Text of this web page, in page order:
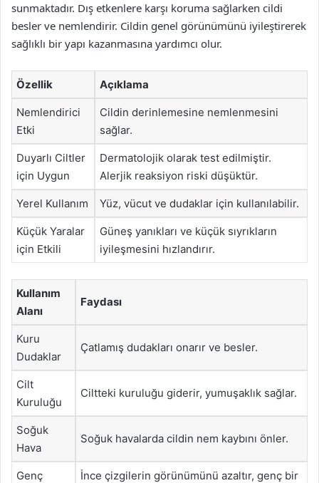
sunmaktadır. Dış etkenlere karşı koruma sağlarken cildi
besler ve nemlendirir. Cildin genel görünümünü iyileştirerek
sağlıklı bir yapı kazanmasına yardımcı olur.
Özellik Açıklama
Nemlendirici
Etki
Cildin derinlemesine nemlenmesini
sağlar.
Duyarlı Ciltler
için Uygun
Dermatolojik olarak test edilmiştir.
Alerjik reaksiyon riski düşüktür.
Yerel Kullanım Yüz, vücut ve dudaklar için kullanılabilir.
Küçük Yaralar
için Etkili
Güneş yanıkları ve küçük sıyrıkların
iyileşmesini hızlandırır.
Kullanım
Alanı
Faydası
Kuru
Dudaklar
Çatlamış dudakları onarır ve besler.
Cilt
Kuruluğu
Ciltteki kuruluğu giderir, yumuşaklık sağlar.
Soğuk
Hava
Soğuk havalarda cildin nem kaybını önler.
Genç
İnce çizgilerin görünümünü azaltır, genç bir